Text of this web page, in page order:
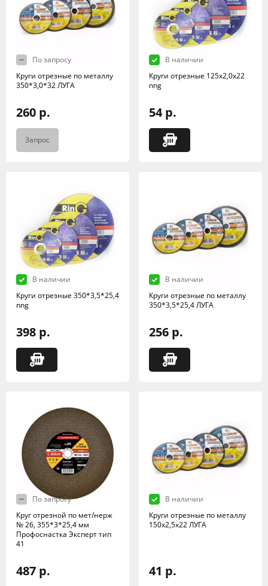
По запросу
Круги отрезные по металлу
350*3,0*32 ЛУГА
260 р.
Запрос
В наличии
Круги отрезные 125х2,0х22
nng
54 р.
В наличии
Круги отрезные 350*3,5*25,4
nng
398 р.
В наличии
Круги отрезные по металлу
350*3,5*25,4 ЛУГА
256 р.
По запросу
Круг отрезной по мет/нерж
№ 26, 355*3*25,4 мм
Профоснастка Эксперт тип
41
487 р.
В наличии
Круги отрезные по металлу
150х2,5х22 ЛУГА
41 р.